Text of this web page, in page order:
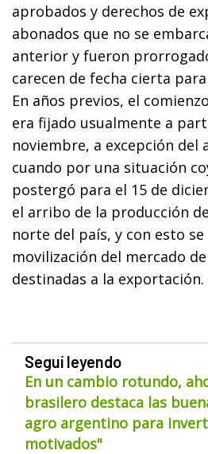
aprobados y derechos de
abonados que no se
anterior y fueron
carecen de fecha cierta
En años previos, el
era fijado usualmente a
noviembre, a excepción del
cuando por una situación
postergó para el 15 de
el arribo de la producción
norte del país, y con esto
movilización del mercado
destinadas a la exportación.
Seguí leyendo
En un cambio rotundo,
brasilero destaca las
agro argentino para
motivados"